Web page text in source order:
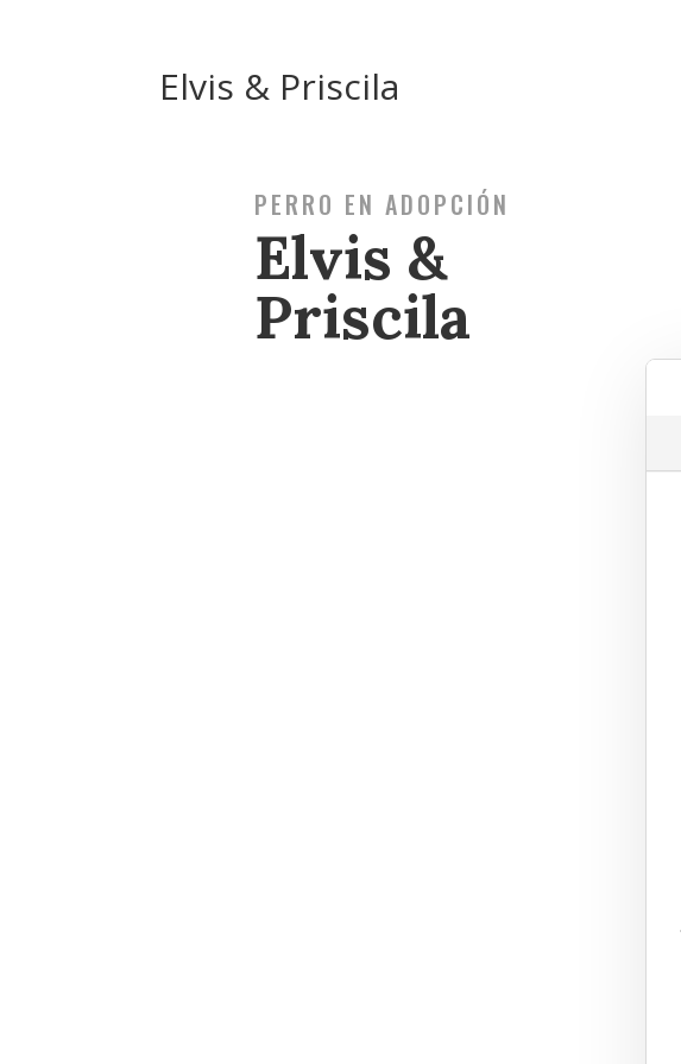
Elvis & Priscila
PERRO EN ADOPCIÓN
Elvis &
Priscila